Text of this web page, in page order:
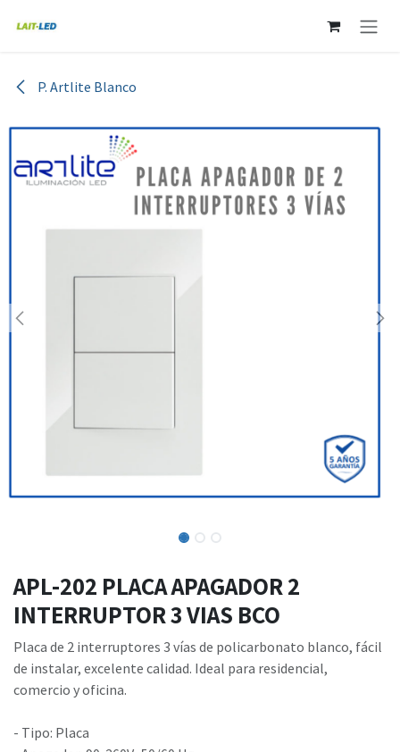
P. Artlite Blanco
APL-202 PLACA APAGADOR 2
INTERRUPTOR 3 VIAS BCO
Placa de 2 interruptores 3 vías de policarbonato blanco, fácil
de instalar, excelente calidad. Ideal para residencial,
comercio y oficina.
- Tipo: Placa